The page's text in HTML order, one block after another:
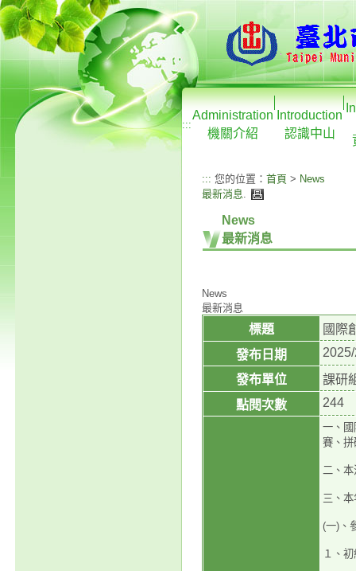
:::
Administration
機關介紹
Introduction
認識中山
::: 您的位置： 首頁 > News
最新消息.
News
最新消息
News
最新消息
標題
國際
發布日期
發布單位
課研
點閱次數
244
一、國
賽、拼
二、本
三、
(一)、
１、